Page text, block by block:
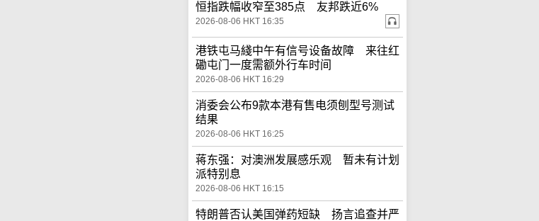
恒指跌幅收窄至385点 友邦跌近6%
2026-08-06 HKT 16:35
港铁屯马綫中午有信号设备故障 来往红
磡屯门一度需额外行车时间
2026-08-06 HKT 16:29
消委会公布9款本港有售电须刨型号测试
结果
2026-08-06 HKT 16:25
蒋东强：对澳洲发展感乐观 暂未有计划
派特别息
2026-08-06 HKT 16:15
特朗普否认美国弹药短缺 扬言追查并严